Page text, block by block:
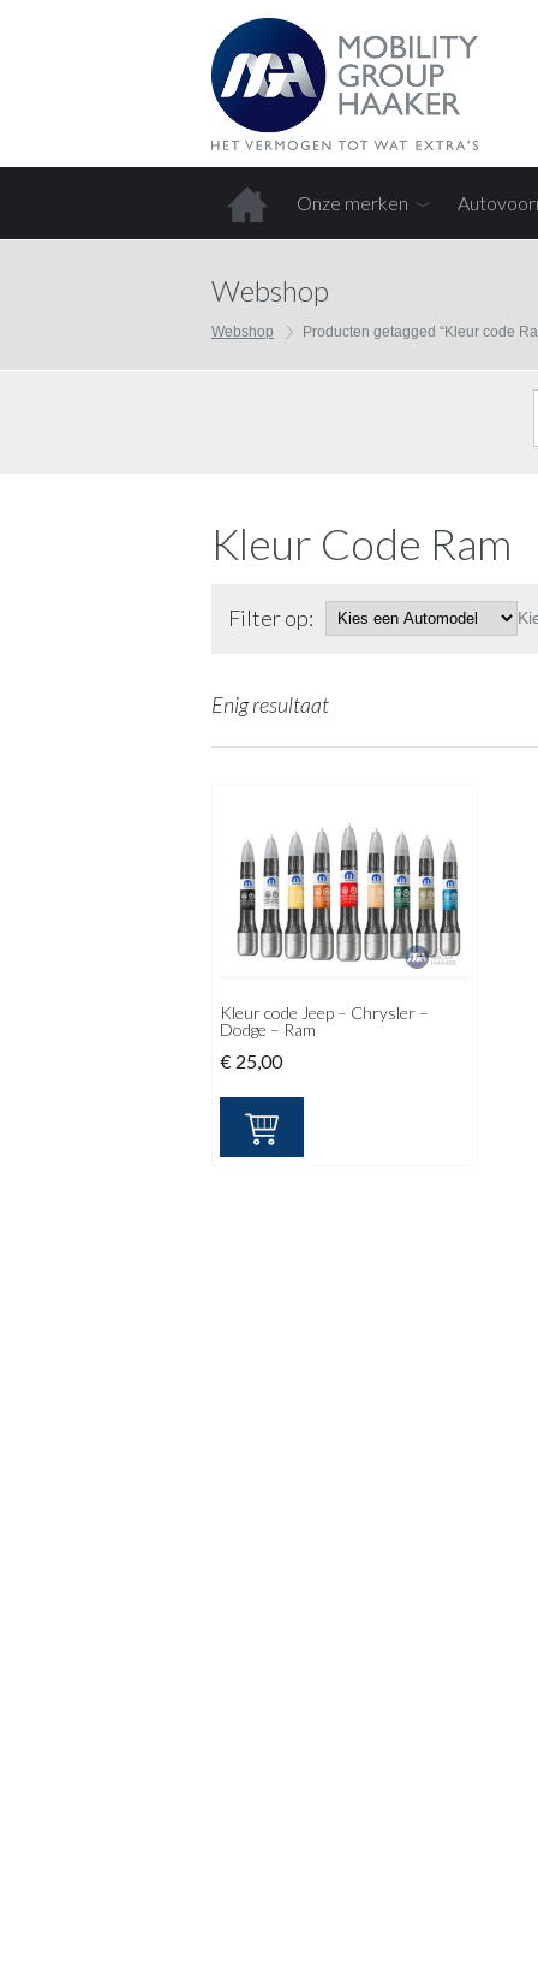
Onze merken
Webshop
Webshop Producten getagged “Kleur code
Kleur Code Ram
Filter op:
Enig resultaat
Kleur code Jeep – Chrysler –
Dodge – Ram
€ 25,00